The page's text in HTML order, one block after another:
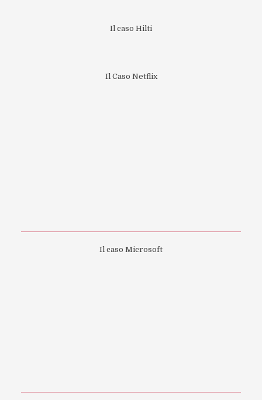
Il caso Hilti
Il Caso Netflix
Il caso Microsoft